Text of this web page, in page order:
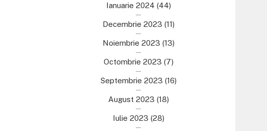
Ianuarie 2024 (44)
Decembrie 2023 (11)
Noiembrie 2023 (13)
Octombrie 2023 (7)
Septembrie 2023 (16)
August 2023 (18)
Iulie 2023 (28)